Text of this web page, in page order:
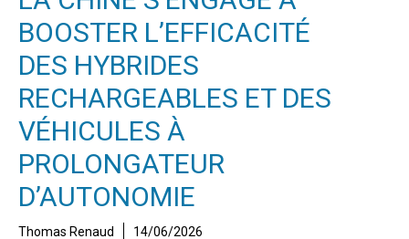
BOOSTER L’EFFICACITÉ
DES HYBRIDES
RECHARGEABLES ET DES
VÉHICULES À
PROLONGATEUR
D’AUTONOMIE
Thomas Renaud 14/06/2026